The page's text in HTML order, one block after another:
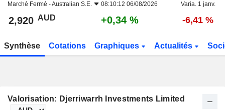
Marché Fermé -Australian S.E. 08:10:12 06/08/2026 Varia. 1 janv.
2,920 AUD +0,34 % -6,41 %
Synthèse Cotations Graphiques Actualités
Valorisation: Djerriwarrh Investments Limited